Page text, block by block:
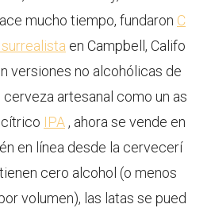
mucho tiempo, fundaron C
en Campbell, Califo
versiones no alcohólicas de
artesanal como un as
IPA, ahora se vende en
en línea desde la cervecerí
cero alcohol (o menos
volumen), las latas se pued